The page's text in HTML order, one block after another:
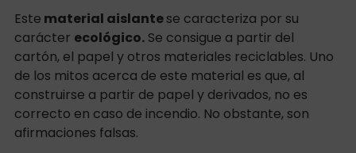
Este material aislantese caracteriza por su
carácter ecológico.Se consigue a partir del
cartón, el papel y otros materiales reciclables. Uno
de los mitos acerca de este material es que, al
construirse a partir de papel y derivados, no es
correcto en caso de incendio. No obstante, son
afirmaciones falsas.